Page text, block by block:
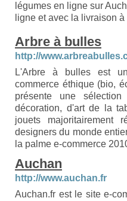
légumes en ligne sur
ligne et avec la livraison
Arbre à bulles
http://
L'Arbre à bulles est
commerce éthique (bio,
présente une
décoration, d'art de la
jouets majoritairement
designers du monde
la palme e-commerce
Auchan
http://www.auchan.fr
Auchan.fr est le site e-